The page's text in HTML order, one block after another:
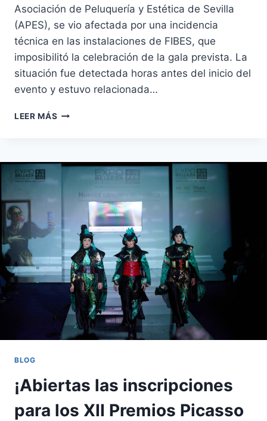
Asociación de Peluquería y Estética de Sevilla
(APES), se vio afectada por una incidencia
técnica en las instalaciones de FIBES, que
imposibilitó la celebración de la gala prevista. La
situación fue detectada horas antes del inicio del
evento y estuvo relacionada…
LEER MÁS CANCELADA
LOS
PREMIOS
PICASSO
PROBLEMAS
TÉCNICOS
EN
FIBES
BLOG
¡Abiertas las inscripciones
para los XII Premios Picasso